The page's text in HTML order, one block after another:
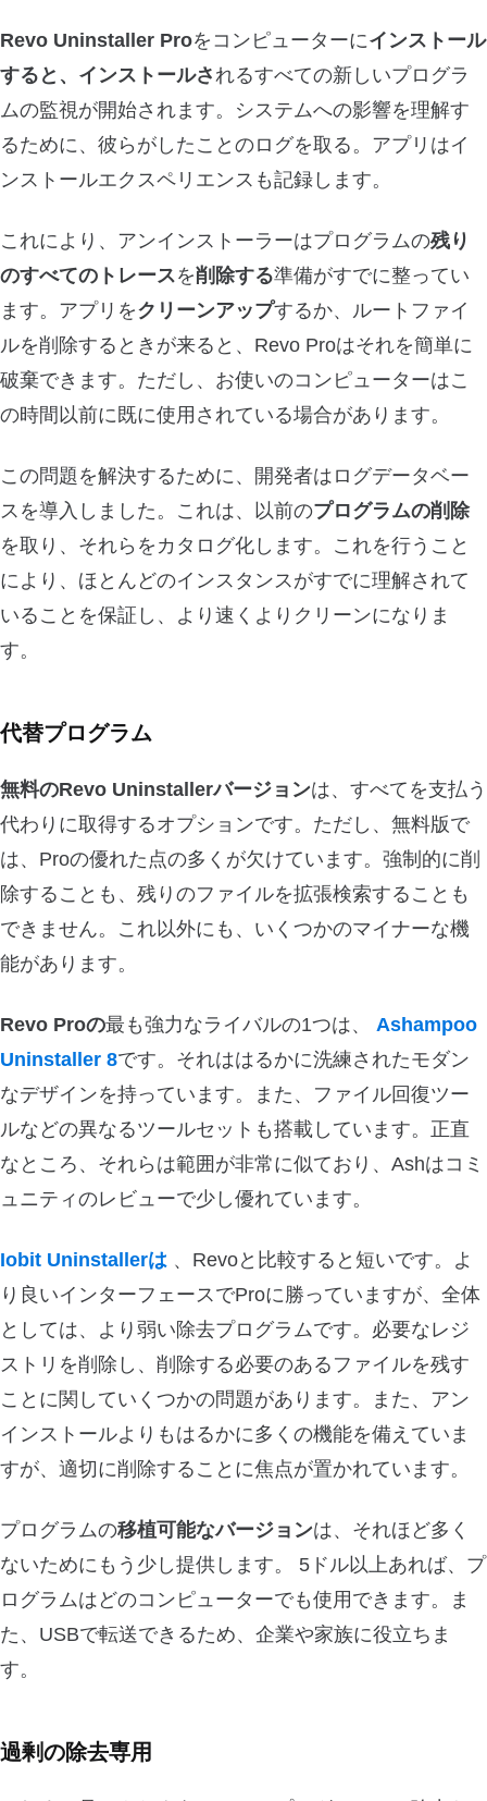
Revo Uninstaller Proをコンピューターにインストール
すると、インストールされるすべての新しいプログラ
ムの監視が開始されます。システムへの影響を理解す
るために、彼らがしたことのログを取る。アプリはイ
ンストールエクスペリエンスも記録します。
これにより、アンインストーラーはプログラムの残り
のすべてのトレースを削除する準備がすでに整ってい
ます。アプリをクリーンアップするか、ルートファイ
ルを削除するときが来ると、Revo Proはそれを簡単に
破棄できます。ただし、お使いのコンピューターはこ
の時間以前に既に使用されている場合があります。
この問題を解決するために、開発者はログデータベー
スを導入しました。これは、以前のプログラムの削除
を取り、それらをカタログ化します。これを行うこと
により、ほとんどのインスタンスがすでに理解されて
いることを保証し、より速くよりクリーンになりま
す。
代替プログラム
無料のRevo Uninstallerバージョンは、すべてを支払う
代わりに取得するオプションです。ただし、無料版で
は、Proの優れた点の多くが欠けています。強制的に削
除することも、残りのファイルを拡張検索することも
できません。これ以外にも、いくつかのマイナーな機
能があります。
Revo Proの最も強力なライバルの1つは、 Ashampoo
Uninstaller 8です。それははるかに洗練されたモダン
なデザインを持っています。また、ファイル回復ツー
ルなどの異なるツールセットも搭載しています。正直
なところ、それらは範囲が非常に似ており、Ashはコミ
ュニティのレビューで少し優れています。
Iobit Uninstallerは 、Revoと比較すると短いです。よ
り良いインターフェースでProに勝っていますが、全体
としては、より弱い除去プログラムです。必要なレジ
ストリを削除し、削除する必要のあるファイルを残す
ことに関していくつかの問題があります。また、アン
インストールよりもはるかに多くの機能を備えていま
すが、適切に削除することに焦点が置かれています。
プログラムの移植可能なバージョンは、それほど多く
ないためにもう少し提供します。 5ドル以上あれば、プ
ログラムはどのコンピューターでも使用できます。ま
た、USBで転送できるため、企業や家族に役立ちま
す。
過剰の除去専用